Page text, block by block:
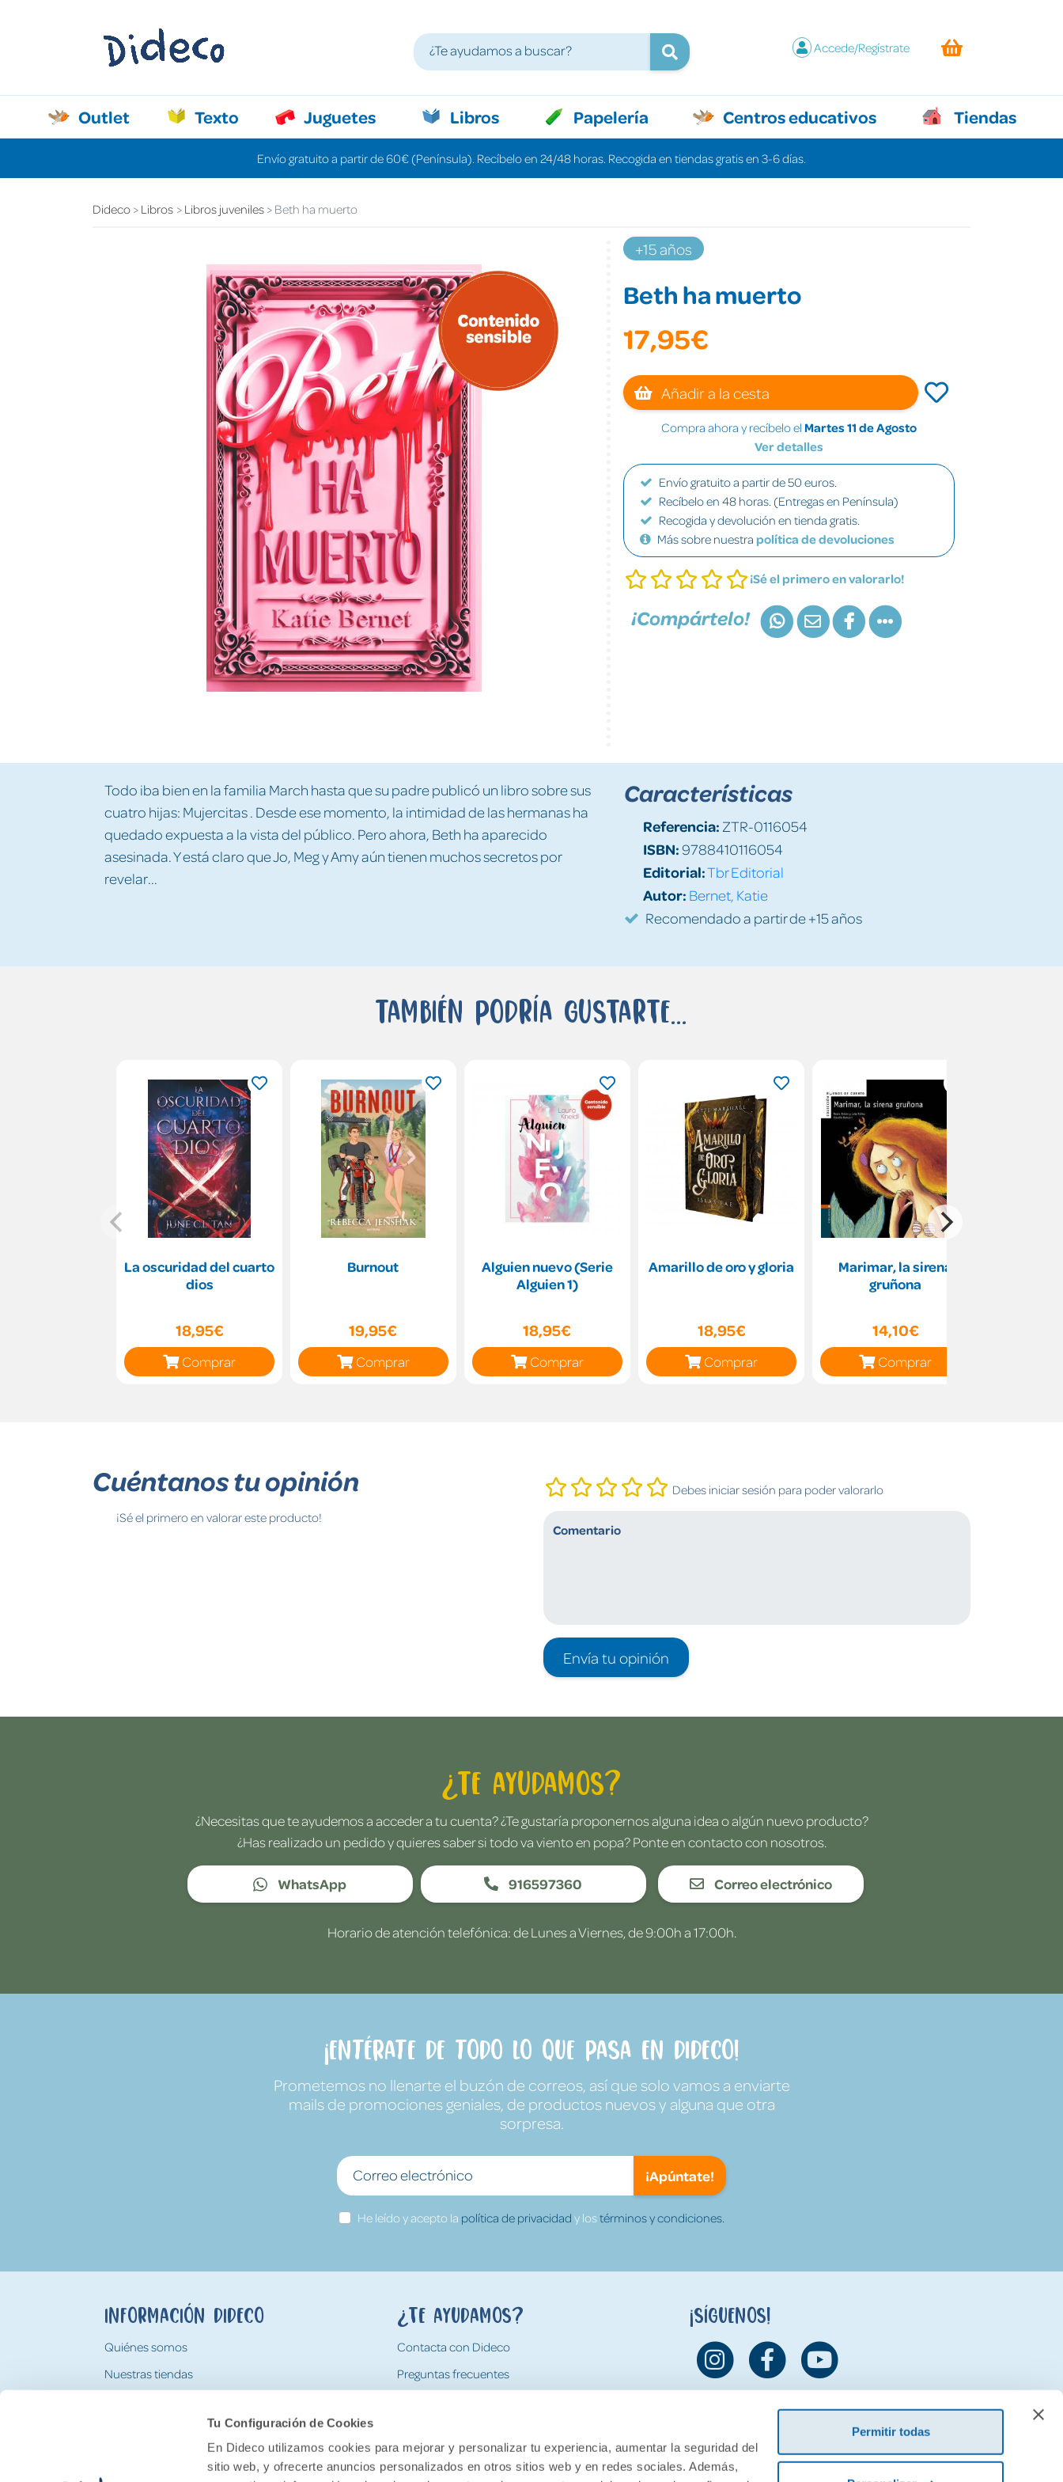
Tu Configuración de Cookies
En Dideco utilizamos cookies para mejorar y personalizar tu experiencia, aumentar la seguridad del
sitio web, y ofrecerte anuncios personalizados en otros sitios web y en redes sociales. Además,
Permitir todas
Accede/Regístrate
Outlet Texto Juguetes Libros Papelería Centros educativos Tiendas
Envío gratuito a partir de 60€ (Península). Recíbelo en 24/48 horas. Recogida en tiendas gratis en 3-6 días.
Dideco Libros Libros juveniles Beth ha muerto
+15 años
Beth ha muerto
17,95€
Añadir a la cesta
Compra ahora y recíbelo el Martes 11 de Agosto
Ver detalles
Envío gratuito a partir de 50 euros.
Recíbelo en 48 horas. (Entregas en Península)
Recogida y devolución en tienda gratis.
Más sobre nuestra política de devoluciones
¡Sé el primero en valorarlo!
¡Compártelo!
Todo iba bien en la familia March hasta que su padre publicó un libro sobre sus
cuatro hijas: Mujercitas . Desde ese momento, la intimidad de las hermanas ha
quedado expuesta a la vista del público. Pero ahora, Beth ha aparecido
asesinada. Y está claro que Jo, Meg y Amy aún tienen muchos secretos por
revelar...
Características
Referencia: ZTR-0116054
ISBN:9788410116054
Editorial:Tbr Editorial
Autor: Bernet, Katie
Recomendado a partir de +15 años
También podría gustarte...
La oscuridad del cuarto
dios
18,95€
Comprar
Burnout
19,95€
Comprar
Alguien nuevo (Serie
Alguien 1)
18,95€
Comprar
Amarillo de oro y gloria
18,95€
Comprar
Marimar, la sirena
gruñona
14,10€
Comprar
Cuéntanos tu opinión
¡Sé el primero en valorar este producto!
Debes iniciar sesión para poder valorarlo
Envía tu opinión
¿Te ayudamos?
¿Necesitas que te ayudemos a acceder a tu cuenta? ¿Te gustaría proponernos alguna idea o algún nuevo producto?
¿Has realizado un pedido y quieres saber si todo va viento en popa? Ponte en contacto con nosotros.
WhatsApp 916597360 Correo electrónico
Horario de atención telefónica: de Lunes a Viernes, de 9:00h a 17:00h.
¡Entérate de todo lo que pasa en Dideco!
Prometemos no llenarte el buzón de correos, así que solo vamos a enviarte
mails de promociones geniales, de productos nuevos y alguna que otra
sorpresa.
¡Apúntate!
He leído y acepto la política de privacidad y lostérminos y condiciones.
Información Dideco
Quiénes somos
Nuestras tiendas
Tarjeta Regalo Dideco
¿Te ayudamos?
Contacta con Dideco
Preguntas frecuentes
Devoluciones
¡Síguenos!